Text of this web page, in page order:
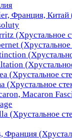
Франция, Китай
(Хрустальное
(Хрустальное
(Хрустальное
(Хрустальное
Macaron
(Хрустальное
Франция